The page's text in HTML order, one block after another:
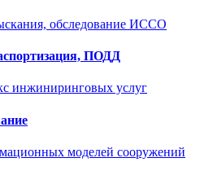
обследование ИССО
ПОДД
инжиниринговых услуг
моделей сооружений